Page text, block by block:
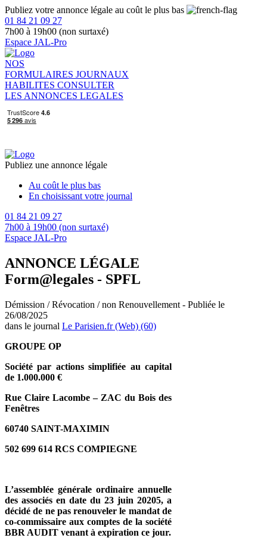
Publiez votre annonce légale au coût le plus bas
01 84 21 09 27
7h00 à 19h00 (non surtaxé)
Espace JAL-Pro
NOS
FORMULAIRES JOURNAUX
HABILITES CONSULTER
LES ANNONCES LEGALES
Publiez une annonce légale
Au coût le plus bas
En choisissant votre journal
01 84 21 09 27
7h00 à 19h00 (non surtaxé)
Espace JAL-Pro
ANNONCE LÉGALE
Form@legales - SPFL
Démission / Révocation / non Renouvellement - Publiée le
26/08/2025
dans le journal Le Parisien.fr (Web) (60)
GROUPE OP
Société par actions simplifiée au capital
de 1.000.000 €
Rue Claire Lacombe – ZAC du Bois des
Fenêtres
60740 SAINT-MAXIMIN
502 699 614 RCS COMPIEGNE
L’assemblée générale ordinaire annuelle
des associés en date du 23 juin 20205, a
décidé de ne pas renouveler le mandat de
co-commissaire aux comptes de la société
BBR AUDIT venant à expiration ce jour.